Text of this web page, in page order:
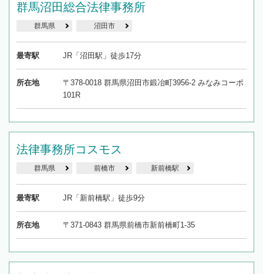
群馬沼田総合法律事務所
群馬県 沼田市
最寄駅 JR「沼田駅」徒歩17分
所在地
〒378-0018 群馬県沼田市鍛冶町3956-2 みなみコーポ
101R
法律事務所コスモス
群馬県 前橋市 新前橋駅
最寄駅 JR「新前橋駅」徒歩9分
所在地 〒371-0843 群馬県前橋市新前橋町1-35